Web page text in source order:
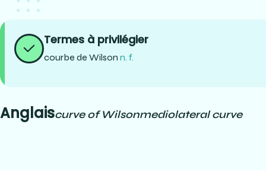
Termes à privilégier
courbe de Wilson n. f.
Anglaiscurve of Wilsonmediolateral curve